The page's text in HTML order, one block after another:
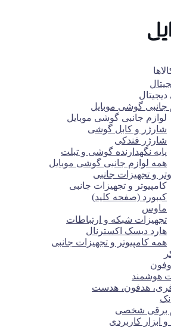
دیجیتال
جانبی گوشی موبایل
لوازم جانبی گوشی موبایل
شارژر و کابل گوشی
شارژر فندکی
پایه نگهدارنده گوشی و تبلت
همه لوازم جانبی گوشی موبایل
و تجهیزات جانبی
کامپیوتر و تجهیزات جانبی
کیبورد (صفحه کلید)
ماوس
تجهیزات شبکه و ارتباطات
هارد دیسک اکسترنال
همه کامپیوتر و تجهیزات جانبی
هوشمند
هدفون، هدست
برقی شخصی
ابزار کاربردی